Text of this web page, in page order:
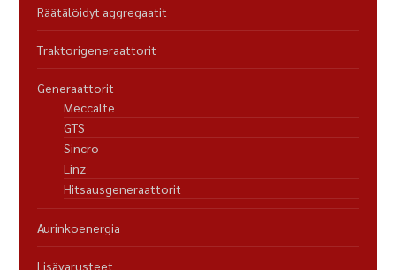
Räätälöidyt aggregaatit
Traktorigeneraattorit
Generaattorit
Meccalte
GTS
Sincro
Linz
Hitsausgeneraattorit
Aurinkoenergia
Lisävarusteet